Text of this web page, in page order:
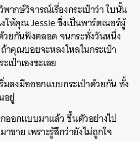
กษ์วิจารณ์เรื่องกระเป๋าว่า ใบนั้น
ให้คุณ Jessie ซึ่งเป็นพาร์ตเนอร์ผู้
วยกันฟังตลอด จนกระทั่งวันหนึ่ง
าคุณบอยจะหลงใหลในกระเป๋า
ป๋าเองซะเลย
มลงมือออกแบบกระเป๋าด้วยกัน ทั้ง
อยู่
ออกแบบมาแล้ว ขึ้นตัวอย่างไป
ขาย เพราะรู้สึกว่ายังไม่ถูกใจ